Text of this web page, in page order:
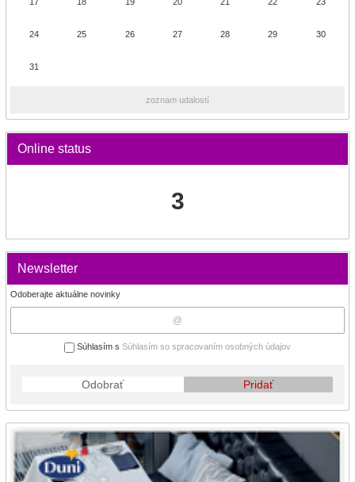
17 18 19 20 21 22 23
24 25 26 27 28 29 30
31
zoznam udalostí
Online status
3
Newsletter
Odoberajte aktuálne novinky
Súhlasím s Súhlasím so spracovaním osobných údajov
Odobrať Pridať